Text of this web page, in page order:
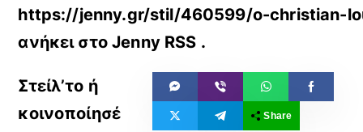
https://jenny.gr/stil/460599/o-christian-
ανήκει στοJenny RSS .
Share